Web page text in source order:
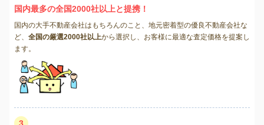
国内最多の全国2000社以上と提携！
国内の大手不動産会社はもちろんのこと、地元密着型の優良不動産会社な
ど、 全国の厳選2000社以上から選択し、お客様に最適な査定価格を提案し
ます。